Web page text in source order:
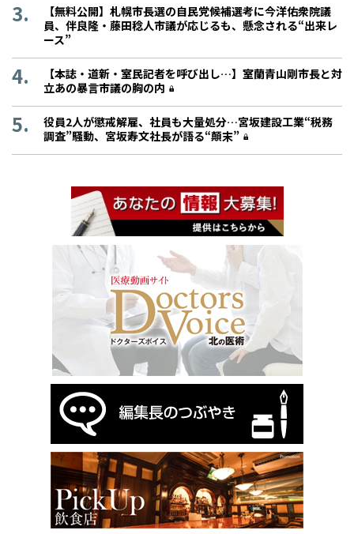
【無料公開】札幌市長選の自民党候補選考に今洋佑衆院議
員、伴良隆・藤田稔人市議が応じるも、懸念される“出来レ
ース”
【本誌・道新・室民記者を呼び出し…】室蘭青山剛市長と対
立あの暴言市議の胸の内
役員2人が懲戒解雇、社員も大量処分…宮坂建設工業“税務
調査”騒動、宮坂寿文社長が語る“顛末”